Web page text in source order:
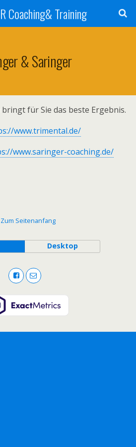
Coaching& Training
& Saringer
für Sie das beste Ergebnis.
www.trimental.de/
www.saringer-coaching.de/
Zum Seitenanfang
Desktop